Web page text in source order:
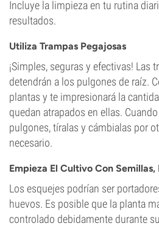
Incluye la limpieza en tu rutina
resultados.
Utiliza Trampas Pegajosas
¡Simples, seguras y efectivas! Las
detendrán a los pulgones de raíz.
plantas y te impresionará la
quedan atrapados en ellas.
pulgones, tíralas y cámbialas por
necesario.
Empieza El Cultivo Con Semillas,
Los esquejes podrían ser
huevos. Es posible que la planta
controlado debidamente durante